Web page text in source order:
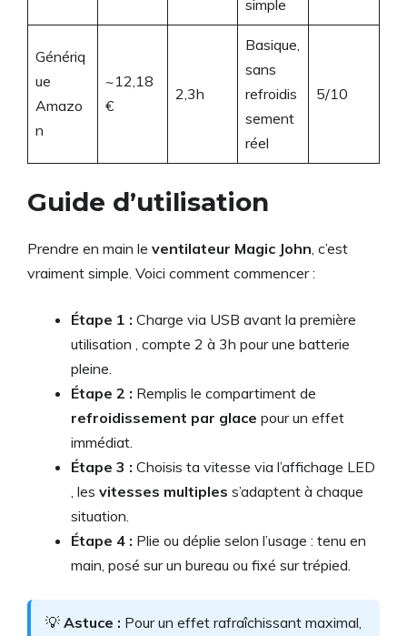
simple
Génériq
ue
Amazo
n
~12,18
€
2,3h
Basique,
sans
refroidis
sement
réel
5/10
Guide d’utilisation
Prendre en main le ventilateur Magic John , c’est
vraiment simple. Voici comment commencer :
Étape 1 : Charge via USB avant la première
utilisation , compte 2 à 3h pour une batterie
pleine.
Étape 2 : Remplis le compartiment de
refroidissement par glace pour un effet
immédiat.
Étape 3 : Choisis ta vitesse via l’affichage LED
, les vitesses multiples s’adaptent à chaque
situation.
Étape 4 : Plie ou déplie selon l’usage : tenu en
main, posé sur un bureau ou fixé sur trépied.
💡 Astuce : Pour un effet rafraîchissant maximal,